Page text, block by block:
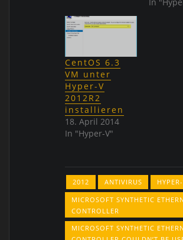
CentOS 6.3
VM unter
Hyper-V
2012R2
installieren
18. April 2014
In "Hyper-V"
2012 ANTIVIRUS
MICROSOFT SYNTHETIC
CONTROLLER
MICROSOFT SYNTHETIC